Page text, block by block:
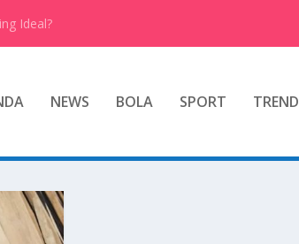
Ideal?
NEWS BOLA SPORT TREND